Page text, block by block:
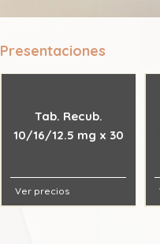
Presentaciones
Tab. Recub.
10/16/12.5 mg x 30
Ver precios